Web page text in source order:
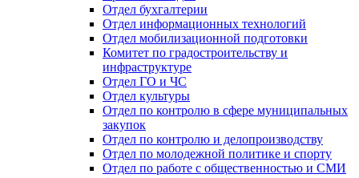
Отдел бухгалтерии
Отдел информационных технологий
Отдел мобилизационной подготовки
Комитет по градостроительству и
инфраструктуре
Отдел ГО и ЧС
Отдел культуры
Отдел по контролю в сфере муниципальных
закупок
Отдел по контролю и делопроизводству
Отдел по молодежной политике и спорту
Отдел по работе с общественностью и СМИ